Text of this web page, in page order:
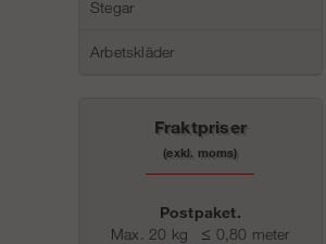
Stegar
Arbetskläder
Fraktpriser
(exkl. moms)
Postpaket.
Max. 20 kg
≤ 0,80 meter